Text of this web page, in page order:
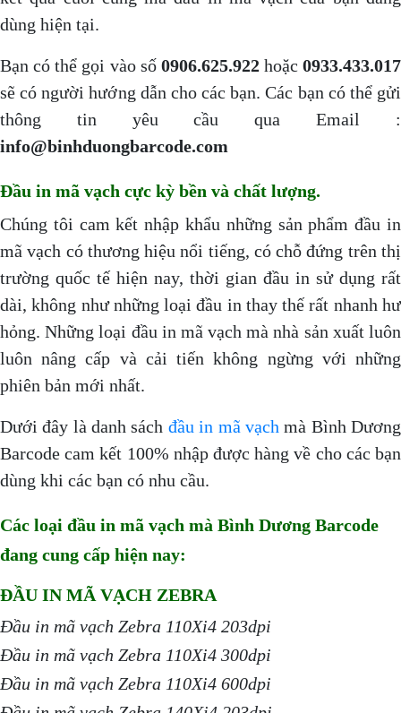
dùng hiện tại.
Bạn có thể gọi vào số 0906.625.922hoặc 0933.433.017
sẽ có người hướng dẫn cho các bạn. Các bạn có thể gửi
thông tin yêu cầu qua Email :
info@binhduongbarcode.com
Đầu in mã vạch cực kỳ bền và chất lượng.
Chúng tôi cam kết nhập khẩu những sản phẩm đầu in
mã vạch có thương hiệu nổi tiếng, có chỗ đứng trên thị
trường quốc tế hiện nay, thời gian đầu in sử dụng rất
dài, không như những loại đầu in thay thế rất nhanh hư
hỏng. Những loại đầu in mã vạch mà nhà sản xuất luôn
luôn nâng cấp và cải tiến không ngừng với những
phiên bản mới nhất.
Dưới đây là danh sách đầu in mã vạch mà Bình Dương
Barcode cam kết 100% nhập được hàng về cho các bạn
dùng khi các bạn có nhu cầu.
Các loại đầu in mã vạch mà Bình Dương Barcode
đang cung cấp hiện nay:
ĐẦU IN MÃ VẠCH ZEBRA
Đầu in mã vạch Zebra 110Xi4 203dpi
Đầu in mã vạch Zebra 110Xi4 300dpi
Đầu in mã vạch Zebra 110Xi4 600dpi